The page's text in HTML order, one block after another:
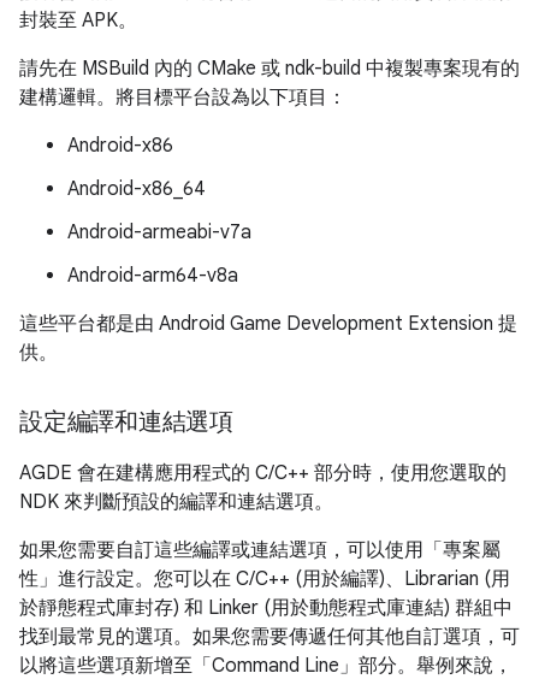
封裝至 APK。
請先在 MSBuild 內的 CMake 或 ndk-build 中複製專案現有的
建構邏輯。將目標平台設為以下項目：
Android-x86
Android-x86_64
Android-armeabi-v7a
Android-arm64-v8a
這些平台都是由 Android Game Development Extension 提
供。
設定編譯和連結選項
AGDE 會在建構應用程式的 C/C++ 部分時，使用您選取的
NDK 來判斷預設的編譯和連結選項。
如果您需要自訂這些編譯或連結選項，可以使用「專案屬
性」進行設定。您可以在 C/C++ (用於編譯)、Librarian (用
於靜態程式庫封存) 和 Linker (用於動態程式庫連結) 群組中
找到最常見的選項。如果您需要傳遞任何其他自訂選項，可
以將這些選項新增至「Command Line」部分。舉例來說，